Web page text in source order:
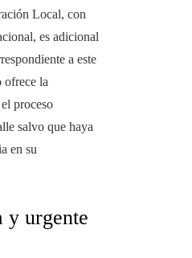
Local, con
es adicional
a este
ofrece la
proceso
salvo que haya
en su
y urgente